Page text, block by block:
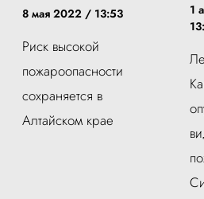
8 мая 2022 / 13:53
Риск высокой
пожароопасности
сохраняется в
Алтайском крае
1